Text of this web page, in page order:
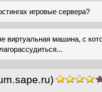
игровые сервера?
виртуальная машина, с